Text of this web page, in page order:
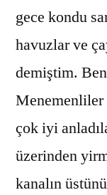
gece kondu
havuzlar ve
demiştim.
Menemenliler
çok iyi
üzerinden
kanalın